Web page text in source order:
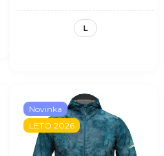
L
Novinka
LETO 2026